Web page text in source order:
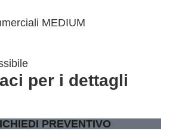
MEDIUM
per i dettagli
PREVENTIVO